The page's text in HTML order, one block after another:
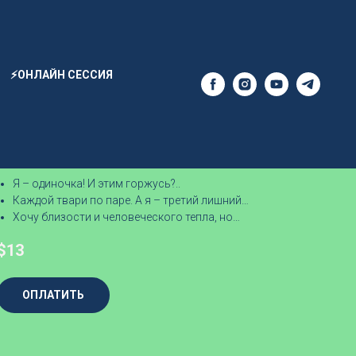
⚡ОНЛАЙН СЕССИЯли счастье без
Я – одиночка! И этим горжусь?..
Каждой твари по паре. А я – третий лишний…
Хочу близости и человеческого тепла, но…
13
ОПЛАТИТЬ